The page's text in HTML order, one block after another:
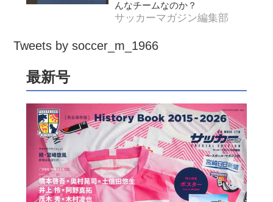
んなチームなのか？
サッカーマガジン編集部
Tweets by soccer_m_1966
最新号